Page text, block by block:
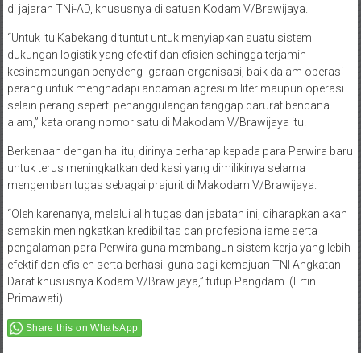
di jajaran TNi-AD, khususnya di satuan Kodam V/Brawijaya.
“Untuk itu Kabekang dituntut untuk menyiapkan suatu sistem
dukungan logistik yang efektif dan efisien sehingga terjamin
kesinambungan penyeleng- garaan organisasi, baik dalam operasi
perang untuk menghadapi ancaman agresi militer maupun operasi
selain perang seperti penanggulangan tanggap darurat bencana
alam,” kata orang nomor satu di Makodam V/Brawijaya itu.
Berkenaan dengan hal itu, dirinya berharap kepada para Perwira baru
untuk terus meningkatkan dedikasi yang dimilikinya selama
mengemban tugas sebagai prajurit di Makodam V/Brawijaya.
“Oleh karenanya, melalui alih tugas dan jabatan ini, diharapkan akan
semakin meningkatkan kredibilitas dan profesionalisme serta
pengalaman para Perwira guna membangun sistem kerja yang lebih
efektif dan efisien serta berhasil guna bagi kemajuan TNI Angkatan
Darat khususnya Kodam V/Brawijaya,” tutup Pangdam. (Ertin
Primawati)
Share this on WhatsApp